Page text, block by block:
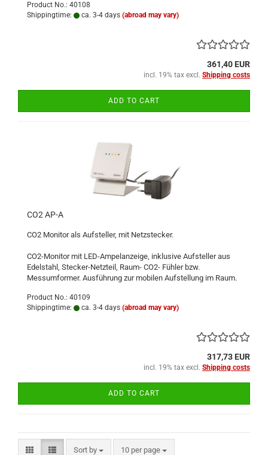
Product No.: 40108
Shippingtime:
ca. 3-4 days (abroad may vary)
361,40 EUR
incl. 19% tax excl. Shipping costs
ADD TO CART
CO2 AP-A
CO2 Monitor als Aufsteller, mit Netzstecker.
CO2-Monitor mit LED-Ampelanzeige, inklusive Aufsteller aus
Edelstahl, Stecker-Netzteil, Raum- CO2- Fühler bzw.
Messumformer. Ausführung zur mobilen Aufstellung im Raum.
Product No.: 40109
Shippingtime:
ca. 3-4 days (abroad may vary)
317,73 EUR
incl. 19% tax excl. Shipping costs
ADD TO CART
Sort by
Sort by 10 per page
per page